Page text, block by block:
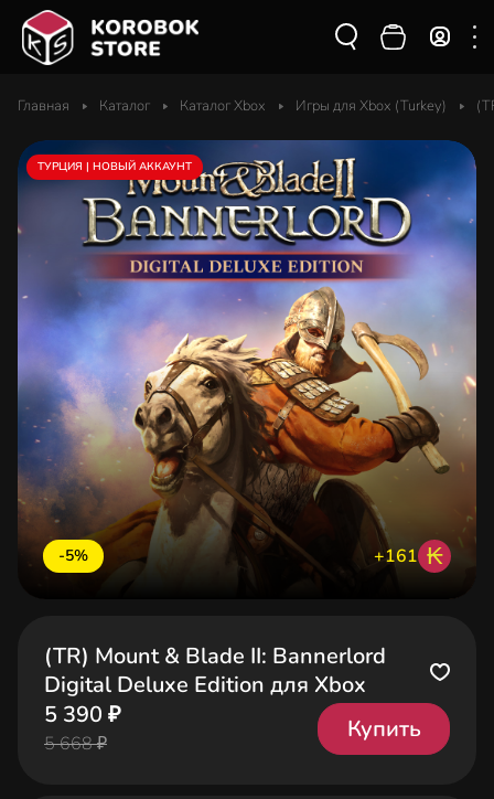
Главная Каталог Каталог Xbox Игры для Xbox (Turkey)
-5% +161 ₭
ТУРЦИЯ | НОВЫЙ АККАУНТ
(TR) Mount & Blade II: Bannerlord
Digital Deluxe Edition для Xbox
5 390 ₽
5 668 ₽
Купить